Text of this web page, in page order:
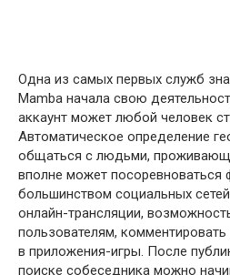
Одна из самых первых служб
Mamba начала свою
аккаунт может любой человек
Автоматическое определение
общаться с людьми,
вполне может посоревноваться
большинством социальных
онлайн-трансляции,
пользователям,
в приложения-игры. После
поиске собеседника можно